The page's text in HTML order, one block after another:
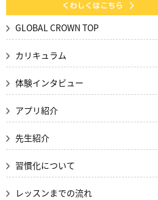
GLOBAL CROWN TOP
カリキュラム
体験インタビュー
アプリ紹介
先生紹介
習慣化について
レッスンまでの流れ